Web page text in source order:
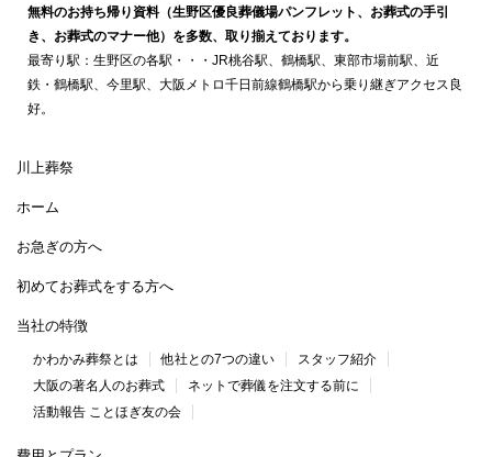
無料のお持ち帰り資料（生野区優良葬儀場パンフレット、お葬式の手引
き、お葬式のマナー他）を多数、取り揃えております。
最寄り駅：生野区の各駅・・・JR桃谷駅、鶴橋駅、東部市場前駅、近
鉄・鶴橋駅、今里駅、大阪メトロ千日前線鶴橋駅から乗り継ぎアクセス良
好。
川上葬祭
ホーム
お急ぎの方へ
初めてお葬式をする方へ
当社の特徴
かわかみ葬祭とは 他社との7つの違い
スタッフ紹介
大阪の著名人のお葬式
ネットで葬儀を注文する前に
活動報告 ことほぎ友の会